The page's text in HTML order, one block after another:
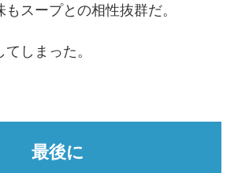
スープとの相性抜群だ。
しまった。
最後に